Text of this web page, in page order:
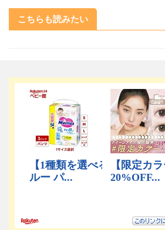
こちらも読みたい